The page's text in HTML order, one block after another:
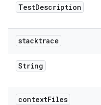
TestDescription
stacktrace
String
contextFiles